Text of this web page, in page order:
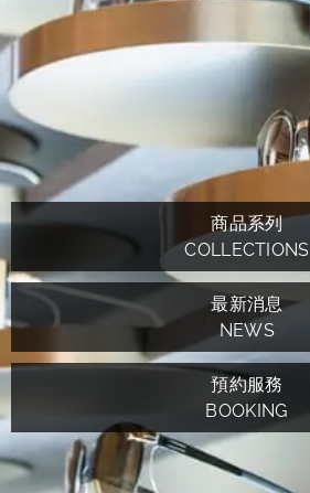
商品系列
COLLECTIONS
最新消息
NEWS
預約服務
BOOKING